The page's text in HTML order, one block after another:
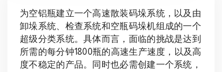
为空铝瓶建立一个高速散装码垛系统，以及由
卸垛系统、检查系统和空瓶码垛机组成的一个
超级分类系统。具体而言，面临的挑战是达到
所需的每分钟1800瓶的高速生产速度，以及高
度不稳定的产品。同时也必需创建一个系统，